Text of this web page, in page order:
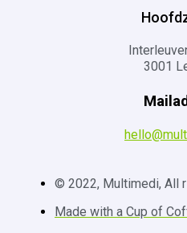
3001
© 2022, Multimedi, All
Made with a Cup of